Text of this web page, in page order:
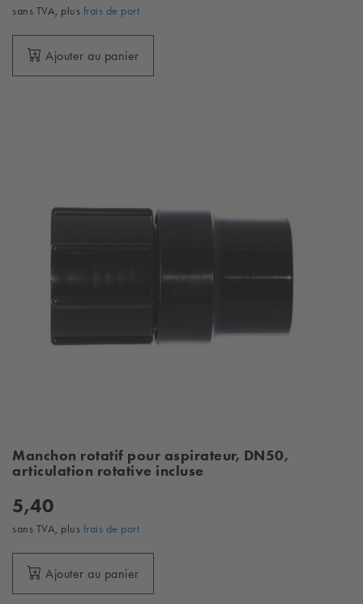
sans TVA, plus frais de port
Ajouter au panier
Manchon rotatif pour aspirateur, DN50,
articulation rotative incluse
5,40
sans TVA, plus frais de port
Ajouter au panier